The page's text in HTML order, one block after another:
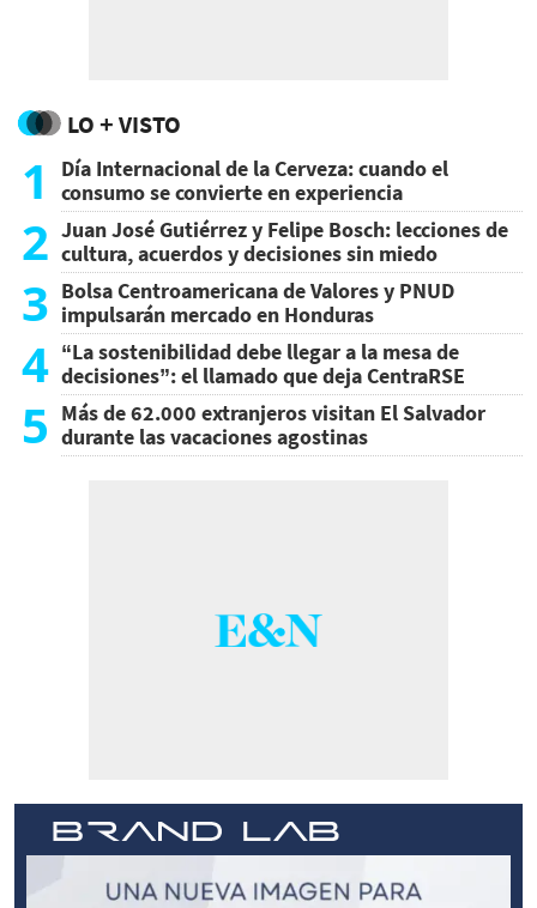
LO + VISTO
1
Día Internacional de la Cerveza: cuando el
consumo se convierte en experiencia
2 Juan José Gutiérrez y Felipe Bosch: lecciones de
cultura, acuerdos y decisiones sin miedo
3 Bolsa Centroamericana de Valores y PNUD
impulsarán mercado en Honduras
4 “La sostenibilidad debe llegar a la mesa de
decisiones”: el llamado que deja CentraRSE
5 Más de 62.000 extranjeros visitan El Salvador
durante las vacaciones agostinas